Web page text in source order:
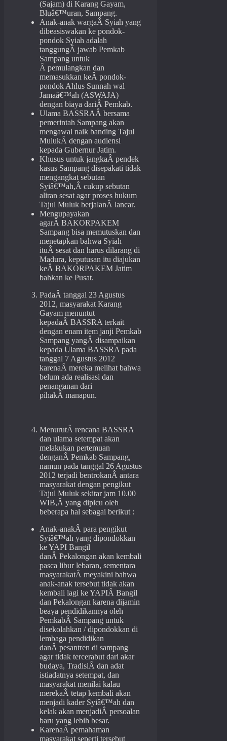
(Sajam) di Karang Gayam,
Bluâ€™uran, Sampang.
Anak-anak wargaÂ Syiah yang
dibeasiswakan ke pondok-
pondok Syiah adalah
tanggungÂ jawab Pemkab
Sampang untuk
Â pemulangkan dan
memasukkan keÂ pondok-
pondok Ahlus Sunnah wal
Jamaâ€™ah (ASWAJA)
dengan biaya dariÂ Pemkab.
Ulama BASSRAÂ bersama
pemerintah Sampang akan
mengawal naik banding Tajul
MulukÂ dengan audiensi
kepada Gubernur Jatim.
Khusus untuk jangkaÂ pendek
kasus Sampang disepakati tidak
mengangkat sebutan
Syiâ€™ah,Â cukup sebutan
aliran sesat agar proses hukum
Tajul Muluk berjalanÂ lancar.
Mengupayakan
agarÂ BAKORPAKEM
Sampang bisa memutuskan dan
menetapkan bahwa Syiah
ituÂ sesat dan harus dilarang di
Madura, keputusan itu diajukan
keÂ BAKORPAKEM Jatim
bahkan ke Pusat.
PadaÂ tanggal 23 Agustus
2012, masyarakat Karang
Gayam menuntut
kepadaÂ BASSRA terkait
dengan enam item janji Pemkab
Sampang yangÂ disampaikan
kepada Ulama BASSRA pada
tanggal 7 Agustus 2012
karenaÂ mereka melihat bahwa
belum ada realisasi dan
penanganan dari
pihakÂ manapun.
MenurutÂ rencana BASSRA
dan ulama setempat akan
melakukan pertemuan
denganÂ Pemkab Sampang,
namun pada tanggal 26 Agustus
2012 terjadi bentrokanÂ antara
masyarakat dengan pengikut
Tajul Muluk sekitar jam 10.00
WIB,Â yang dipicu oleh
beberapa hal sebagai berikut :
Anak-anakÂ para pengikut
Syiâ€™ah yang dipondokkan
ke YAPI Bangil
danÂ Pekalongan akan kembali
pasca libur lebaran, sementara
masyarakatÂ meyakini bahwa
anak-anak tersebut tidak akan
kembali lagi ke YAPIÂ Bangil
dan Pekalongan karena dijamin
beaya pendidikannya oleh
PemkabÂ Sampang untuk
disekolahkan / dipondokkan di
lembaga pendidikan
danÂ pesantren di sampang
agar tidak tercerabut dari akar
budaya, TradisiÂ dan adat
istiadatnya setempat, dan
masyarakat menilai kalau
merekaÂ tetap kembali akan
menjadi kader Syiâ€™ah dan
kelak akan menjadiÂ persoalan
baru yang lebih besar.
KarenaÂ pemahaman
masyarakat seperti tersebut